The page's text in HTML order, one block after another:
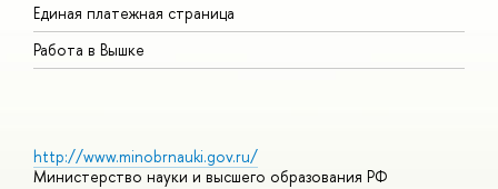
Единая платежная страница
Работа в Вышке
http://www.minobrnauki.gov.ru/
Министерство науки и высшего образования РФ